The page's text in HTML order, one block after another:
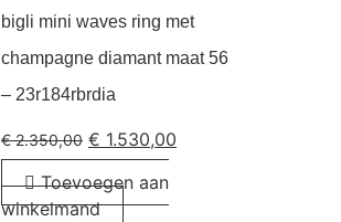
bigli mini waves ring met
champagne diamant maat 56
– 23r184rbrdia
€2.350,00 € 1.530,00
Toevoegen aan
winkelmand